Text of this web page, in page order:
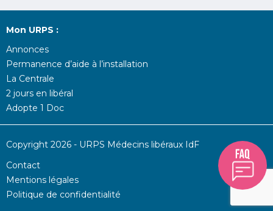
Mon URPS :
Annonces
Permanence d’aide à l’installation
La Centrale
2 jours en libéral
Adopte 1 Doc
Copyright 2026 - URPS Médecins libéraux IdF
Contact
Mentions légales
Politique de confidentialité